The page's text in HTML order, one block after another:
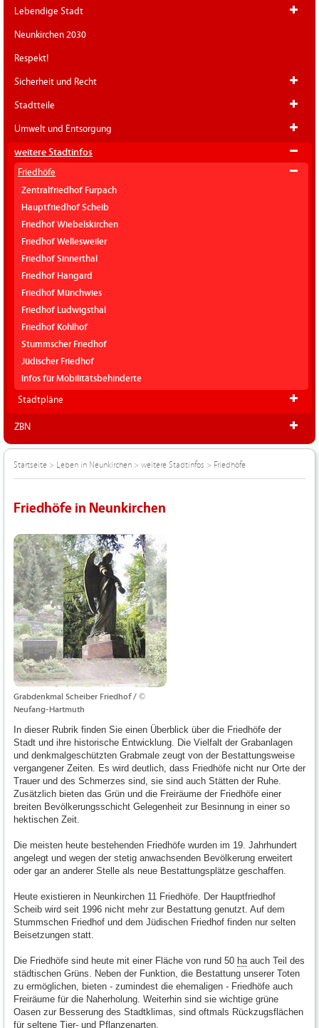
Lebendige Stadt
Neunkirchen 2030
Respekt!
Sicherheit und Recht
Stadtteile
Umwelt und Entsorgung
weitere Stadtinfos
Friedhöfe
Zentralfriedhof Furpach
Hauptfriedhof Scheib
Friedhof Wiebelskirchen
Friedhof Wellesweiler
Friedhof Sinnerthal
Friedhof Hangard
Friedhof Münchwies
Friedhof Ludwigsthal
Friedhof Kohlhof
Stummscher Friedhof
Jüdischer Friedhof
Infos für Mobilitätsbehinderte
Stadtpläne
ZBN
Startseite > Leben in Neunkirchen > weitere Stadtinfos > Friedhöfe
Friedhöfe in Neunkirchen
Grabdenkmal Scheiber Friedhof / ©
Neufang-Hartmuth
In dieser Rubrik finden Sie einen Überblick über die Friedhöfe der
Stadt und ihre historische Entwicklung. Die Vielfalt der Grabanlagen
und denkmalgeschützten Grabmale zeugt von der Bestattungsweise
vergangener Zeiten. Es wird deutlich, dass Friedhöfe nicht nur Orte der
Trauer und des Schmerzes sind, sie sind auch Stätten der Ruhe.
Zusätzlich bieten das Grün und die Freiräume der Friedhöfe einer
breiten Bevölkerungsschicht Gelegenheit zur Besinnung in einer so
hektischen Zeit.
Die meisten heute bestehenden Friedhöfe wurden im 19. Jahrhundert
angelegt und wegen der stetig anwachsenden Bevölkerung erweitert
oder gar an anderer Stelle als neue Bestattungsplätze geschaffen.
Heute existieren in Neunkirchen 11 Friedhöfe. Der Hauptfriedhof
Scheib wird seit 1996 nicht mehr zur Bestattung genutzt. Auf dem
Stummschen Friedhof und dem Jüdischen Friedhof finden nur selten
Beisetzungen statt.
Die Friedhöfe sind heute mit einer Fläche von rund 50 ha auch Teil des
städtischen Grüns. Neben der Funktion, die Bestattung unserer Toten
zu ermöglichen, bieten - zumindest die ehemaligen - Friedhöfe auch
Freiräume für die Naherholung. Weiterhin sind sie wichtige grüne
Oasen zur Besserung des Stadtklimas, sind oftmals Rückzugsflächen
für seltene Tier- und Pflanzenarten.